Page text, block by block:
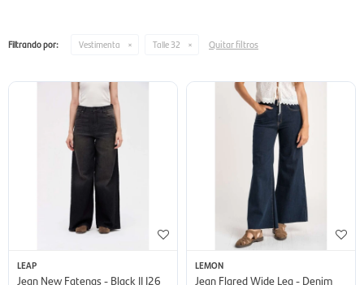
Filtrando por: Vestimenta Talle 32 Quitar filtros
LEAP
Jean New Fatenas - Black II I26
LEMON
Jean Flared Wide Leg - Denim